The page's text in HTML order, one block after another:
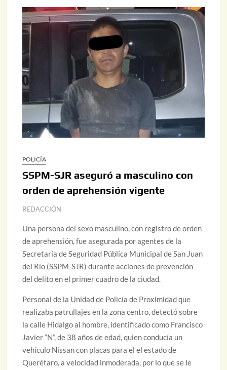
POLICÍA
SSPM-SJR aseguró a masculino con
orden de aprehensión vigente
REDACCIÓN
Una persona del sexo masculino, con registro de orden
de aprehensión, fue asegurada por agentes de la
Secretaría de Seguridad Pública Municipal de San Juan
del Río (SSPM-SJR) durante acciones de prevención
del delito en el primer cuadro de la ciudad.
Personal de la Unidad de Policía de Proximidad que
realizaba patrullajes en la zona centro, detectó sobre
la calle Hidalgo al hombre, identificado como Francisco
Javier “N”, de 38 años de edad, quien conducía un
vehículo Nissan con placas para el el estado de
Querétaro, a velocidad inmoderada, por lo que se le